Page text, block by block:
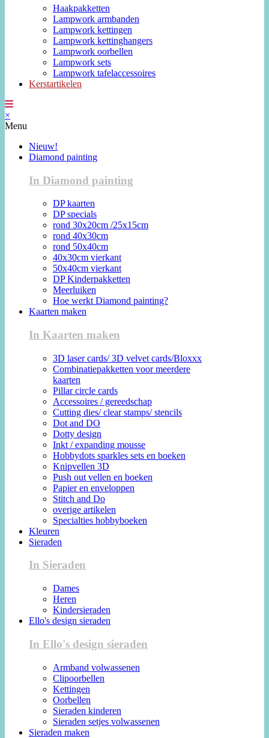
Haakpakketten
Lampwork armbanden
Lampwork kettingen
Lampwork kettinghangers
Lampwork oorbellen
Lampwork sets
Lampwork tafelaccessoires
Kerstartikelen
×
Menu
Nieuw!
Diamond painting
In Diamond painting
DP kaarten
DP specials
rond 30x20cm /25x15cm
rond 40x30cm
rond 50x40cm
40x30cm vierkant
50x40cm vierkant
DP Kinderpakketten
Meerluiken
Hoe werkt Diamond painting?
Kaarten maken
In Kaarten maken
3D laser cards/ 3D velvet cards/Bloxxx
Combinatiepakketten voor meerdere
kaarten
Pillar circle cards
Accessoires / gereedschap
Cutting dies/ clear stamps/ stencils
Dot and DO
Dotty design
Inkt / expanding mousse
Hobbydots sparkles sets en boeken
Knipvellen 3D
Push out vellen en boeken
Papier en enveloppen
Stitch and Do
overige artikelen
Specialties hobbyboeken
Kleuren
Sieraden
In Sieraden
Dames
Heren
Kindersieraden
Ello's design sieraden
In Ello's design sieraden
Armband volwassenen
Clipoorbellen
Kettingen
Oorbellen
Sieraden kinderen
Sieraden setjes volwassenen
Sieraden maken